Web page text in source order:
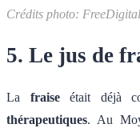
Crédits photo:
5. Le jus de
La fraiseétait déjà
thérapeutiques. Au